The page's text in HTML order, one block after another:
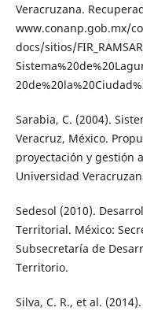
Veracruzana.
www.conanp.gob.mx/
docs/sitios/
Sarabia, C. (2004).
Veracruz, México.
proyectación y gestión
Universidad
Sedesol (2010).
Territorial. México:
Subsecretaría de
Territorio.
Silva, C. R., et al.